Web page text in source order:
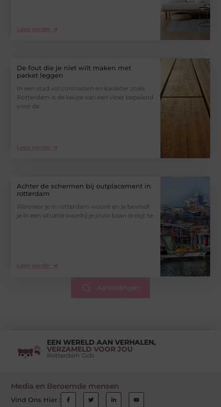
Lees verder ➜
De fout die je niet wilt maken met
parket leggen
In een stad vol contrasten en karakter zoals
Rotterdam is de keuze van een vloer bepalend
voor de
Lees verder ➜
Achter de schermen bij outplacement in
rotterdam
Wanneer je in rotterdam woont en je bevindt
je in een situatie waarbij je jouw baan dreigt te
Lees verder ➜
Aanbiedingen
EEN WERELD AAN VERHALEN,
VERZAMELD VOOR JOU
Rotterdam Gids
Media en Beroemde mensen
Vind Ons Hier :